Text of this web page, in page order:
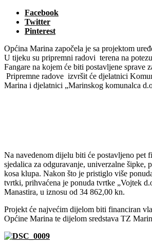
Facebook
Twitter
Pinterest
Općina Marina započela je sa projektom
U tijeku su pripremni radovi terena na
Fangare na kojem će biti postavljene sprave
Pripremne radove izvršit će djelatnici
Marina i djelatnici „Marinskog komunalca
Na navedenom dijelu biti će postavljeno pet
sjedalica za odguravanje, univerzalne šipke,
kosa klupa. Nakon što je pristiglo više
tvrtki, prihvaćena je ponuda tvrtke „Vojtek
Manastira, u iznosu od 34 862,00 kn.
Projekt će najvećim dijelom biti financiran
Općine Marina te dijelom sredstava TZ